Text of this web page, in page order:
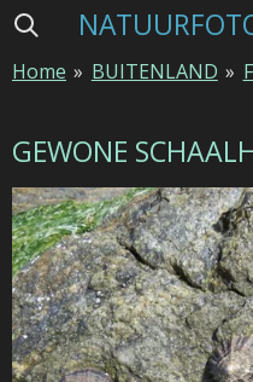
Ga
naar
hoofdinhoud
Home » BUITENLAND »
GEWONE